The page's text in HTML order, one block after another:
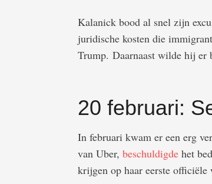
Kalanick bood al snel zijn
juridische kosten die
Trump. Daarnaast wilde hij er
20 februari:
In februari kwam er een erg
van Uber, beschuldigde het
krijgen op haar eerste officiële